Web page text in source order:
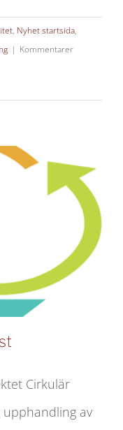
, Nyhet startsida,
| Kommentarer
Väst
Cirkulär
av